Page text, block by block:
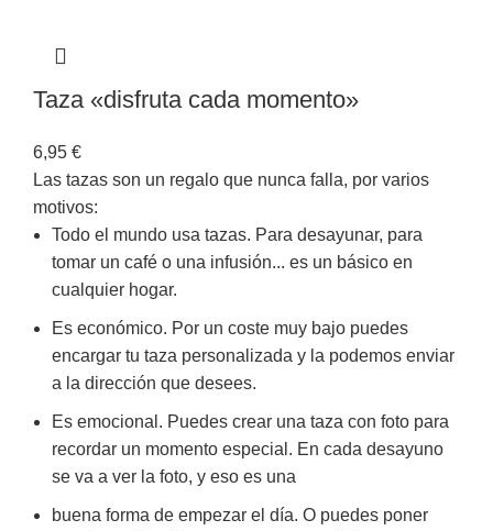
Taza «disfruta cada momento»
6,95 €
Las tazas son un regalo que nunca falla, por varios
motivos:
Todo el mundo usa tazas. Para desayunar, para
tomar un café o una infusión... es un básico en
cualquier hogar.
Es económico. Por un coste muy bajo puedes
encargar tu taza personalizada y la podemos enviar
a la dirección que desees.
Es emocional. Puedes crear una taza con foto para
recordar un momento especial. En cada desayuno
se va a ver la foto, y eso es una
buena forma de empezar el día. O puedes poner